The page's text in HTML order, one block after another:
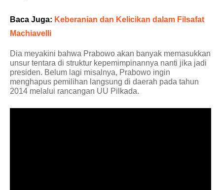
Baca Juga: Keberanian dan Kelicikan dalam Filsafat
Machiavelli
Dia meyakini bahwa Prabowo akan banyak memasukkan
unsur tentara di struktur kepemimpinannya nanti jika jadi
presiden. Belum lagi misalnya, Prabowo ingin
menghapus pemilihan langsung di daerah pada tahun
2014 melalui rancangan UU Pilkada.